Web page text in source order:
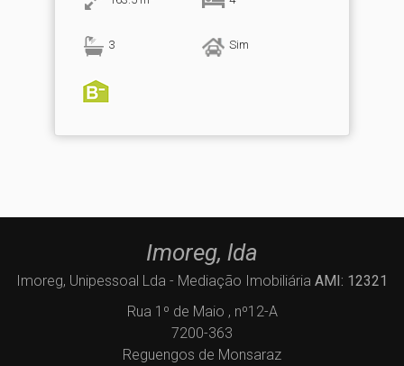
3 Sim
Imoreg, lda
Imoreg, Unipessoal Lda - Mediação Imobiliária AMI: 12321
Rua 1º de Maio , nº12-A
7200-363
Reguengos de Monsaraz